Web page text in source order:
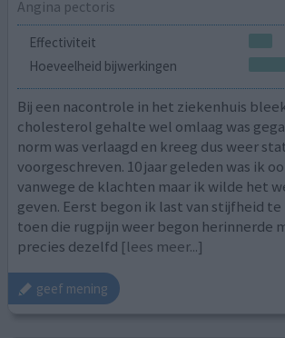
Angina pectoris
Effectiviteit
Hoeveelheid bijwerkingen
Bij een nacontrole in het ziekenhuis
cholesterol gehalte wel omlaag was
norm was verlaagd en kreeg dus weer
voorgeschreven. 10 jaar geleden was ik
vanwege de klachten maar ik wilde het
geven. Eerst begon ik last van stijfheid
toen die rugpijn weer begon herinnerde
precies dezelfd [lees meer...]
geef mening